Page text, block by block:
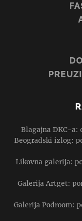
Blagajna DKC-a:
Beogradski izlog:
Likovna galerija:
Galerija Artget:
Galerija Podroom: